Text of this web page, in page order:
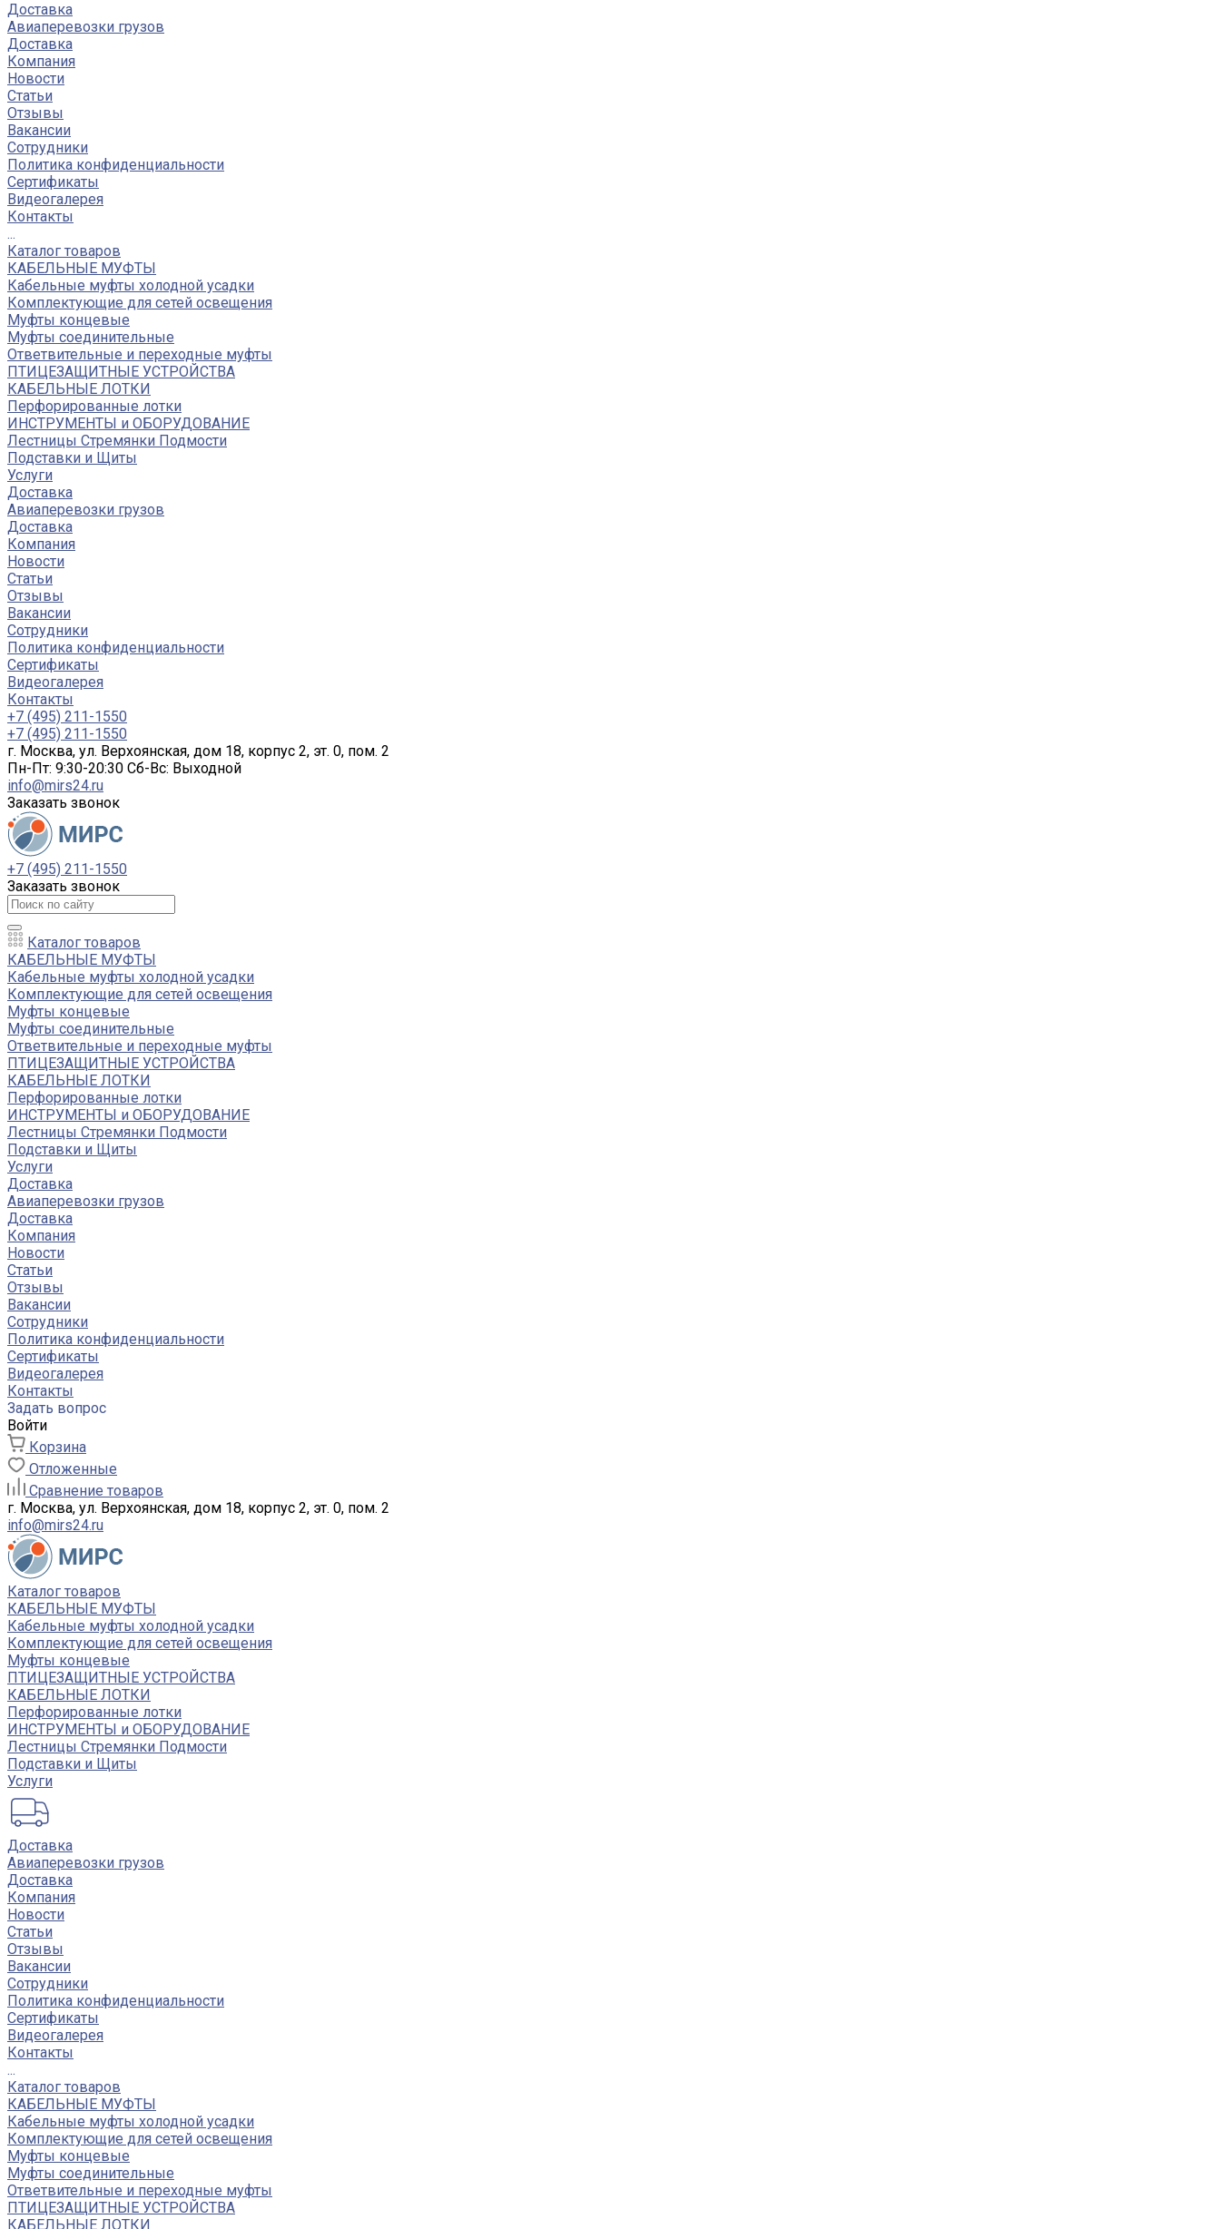
Доставка
Авиаперевозки грузов
Доставка
Компания
Новости
Статьи
Отзывы
Вакансии
Сотрудники
Политика конфиденциальности
Сертификаты
Видеогалерея
Контакты
...
Каталог товаров
КАБЕЛЬНЫЕ МУФТЫ
Кабельные муфты холодной усадки
Комплектующие для сетей освещения
Муфты концевые
Муфты соединительные
Ответвительные и переходные муфты
ПТИЦЕЗАЩИТНЫЕ УСТРОЙСТВА
КАБЕЛЬНЫЕ ЛОТКИ
Перфорированные лотки
ИНСТРУМЕНТЫ и ОБОРУДОВАНИЕ
Лестницы Стремянки Подмости
Подставки и Щиты
Услуги
Доставка
Авиаперевозки грузов
Доставка
Компания
Новости
Статьи
Отзывы
Вакансии
Сотрудники
Политика конфиденциальности
Сертификаты
Видеогалерея
Контакты
+7 (495) 211-1550
+7 (495) 211-1550
г. Москва, ул. Верхоянская, дом 18, корпус 2, эт. 0, пом. 2
Пн-Пт: 9:30-20:30 Cб-Вс: Выходной
info@mirs24.ru
Заказать звонок
+7 (495) 211-1550
Заказать звонок
Каталог товаров
КАБЕЛЬНЫЕ МУФТЫ
Кабельные муфты холодной усадки
Комплектующие для сетей освещения
Муфты концевые
Муфты соединительные
Ответвительные и переходные муфты
ПТИЦЕЗАЩИТНЫЕ УСТРОЙСТВА
КАБЕЛЬНЫЕ ЛОТКИ
Перфорированные лотки
ИНСТРУМЕНТЫ и ОБОРУДОВАНИЕ
Лестницы Стремянки Подмости
Подставки и Щиты
Услуги
Доставка
Авиаперевозки грузов
Доставка
Компания
Новости
Статьи
Отзывы
Вакансии
Сотрудники
Политика конфиденциальности
Сертификаты
Видеогалерея
Контакты
Задать вопрос
Войти
Корзина
Отложенные
Сравнение товаров
г. Москва, ул. Верхоянская, дом 18, корпус 2, эт. 0, пом. 2
info@mirs24.ru
Каталог товаров
КАБЕЛЬНЫЕ МУФТЫ
Кабельные муфты холодной усадки
Комплектующие для сетей освещения
Муфты концевые
ПТИЦЕЗАЩИТНЫЕ УСТРОЙСТВА
КАБЕЛЬНЫЕ ЛОТКИ
Перфорированные лотки
ИНСТРУМЕНТЫ и ОБОРУДОВАНИЕ
Лестницы Стремянки Подмости
Подставки и Щиты
Услуги
Доставка
Авиаперевозки грузов
Доставка
Компания
Новости
Статьи
Отзывы
Вакансии
Сотрудники
Политика конфиденциальности
Сертификаты
Видеогалерея
Контакты
...
Каталог товаров
КАБЕЛЬНЫЕ МУФТЫ
Кабельные муфты холодной усадки
Комплектующие для сетей освещения
Муфты концевые
Муфты соединительные
Ответвительные и переходные муфты
ПТИЦЕЗАЩИТНЫЕ УСТРОЙСТВА
КАБЕЛЬНЫЕ ЛОТКИ